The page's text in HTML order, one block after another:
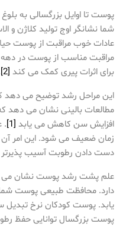
شما نشانگر اوج تولید کلاژن و
عادات خوب مراقبت از پوست
برای اثرات پیری کمک می کند [2]
این مراحل رشد توضیح می دهد
مطالعات بالینی نشان می دهد
افزایش سن کاهش می یابد [1]
.
زمان ضعیف می شود. این امر آن
دست دادن رطوبت آسیب
علم پشت رشد پوست نشان می
دارد. محافظت طبیعی پوست
یابد. پوست کودکان نرخ تبدیل
پوست بزرگسال توانایی حفظ